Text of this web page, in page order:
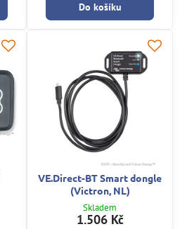
Do košíku
VE.Direct-BT Smart dongle
(Victron, NL)
Skladem
1.506 Kč